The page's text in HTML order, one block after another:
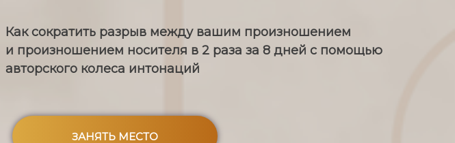
Как сократить разрыв между вашим произношением
и произношением носителя в 2 раза за 8 дней с помощью
авторского колеса интонаций
ЗАНЯТЬ МЕСТО